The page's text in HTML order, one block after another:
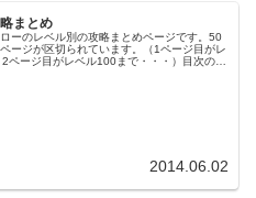
まとめ
ーのレベル別の攻略まとめページです。50
ージが区切られています。（1ページ目がレ
ページ目がレベル100まで・・・）目次のリ
2014.06.02